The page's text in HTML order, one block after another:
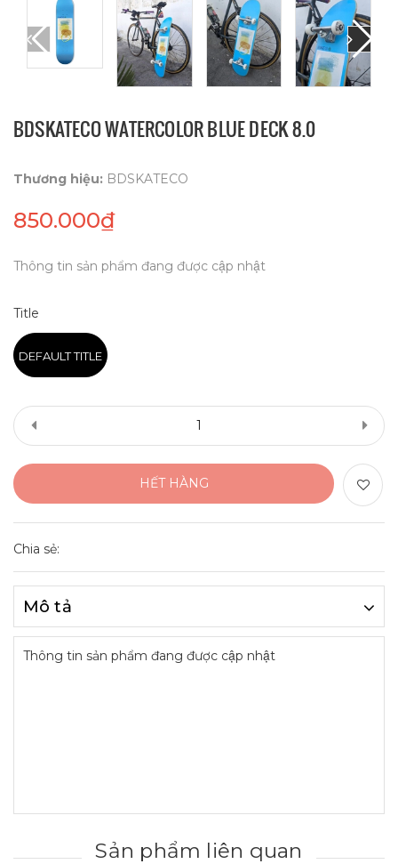
BDSKATECO WATERCOLOR BLUE DECK 8.0
Thương hiệu: BDSKATECO
850.000₫
Thông tin sản phẩm đang được cập nhật
Title
DEFAULT TITLE
HẾT HÀNG
Chia sẻ:
Mô tả
Thông tin sản phẩm đang được cập nhật
Sản phẩm liên quan